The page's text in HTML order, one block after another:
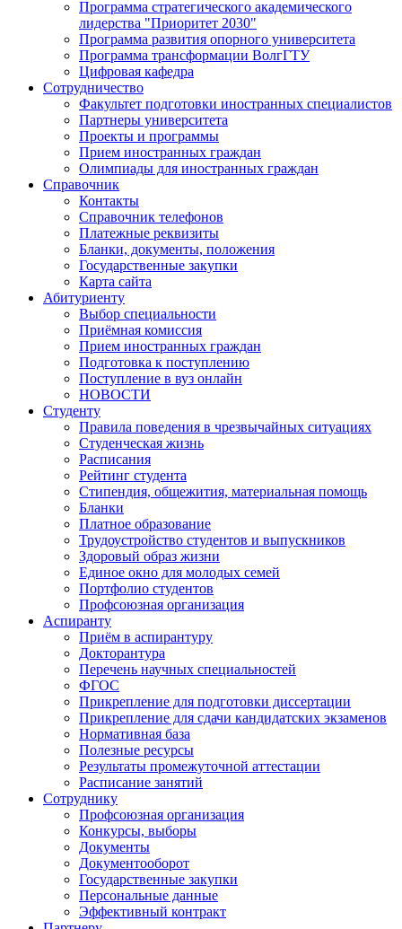
Программа стратегического академического
лидерства "Приоритет 2030"
Программа развития опорного университета
Программа трансформации ВолгГТУ
Цифровая кафедра
Сотрудничество
Факультет подготовки иностранных специалистов
Партнеры университета
Проекты и программы
Прием иностранных граждан
Олимпиады для иностранных граждан
Справочник
Контакты
Справочник телефонов
Платежные реквизиты
Бланки, документы, положения
Государственные закупки
Карта сайта
Абитуриенту
Выбор специальности
Приёмная комиссия
Прием иностранных граждан
Подготовка к поступлению
Поступление в вуз онлайн
НОВОСТИ
Студенту
Правила поведения в чрезвычайных ситуациях
Студенческая жизнь
Расписания
Рейтинг студента
Стипендия, общежития, материальная помощь
Бланки
Платное образование
Трудоустройство студентов и выпускников
Здоровый образ жизни
Единое окно для молодых семей
Портфолио студентов
Профсоюзная организация
Аспиранту
Приём в аспирантуру
Докторантура
Перечень научных специальностей
ФГОС
Прикрепление для подготовки диссертации
Прикрепление для сдачи кандидатских экзаменов
Нормативная база
Полезные ресурсы
Результаты промежуточной аттестации
Расписание занятий
Сотруднику
Профсоюзная организация
Конкурсы, выборы
Документы
Документооборот
Государственные закупки
Персональные данные
Эффективный контракт